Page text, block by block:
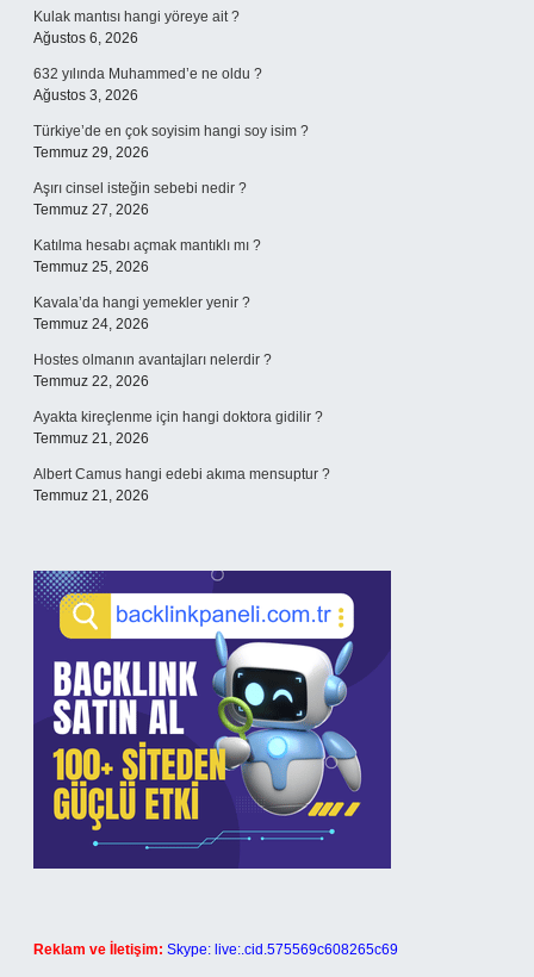
Kulak mantısı hangi yöreye ait ?
Ağustos 6, 2026
632 yılında Muhammed’e ne oldu ?
Ağustos 3, 2026
Türkiye’de en çok soyisim hangi soy isim ?
Temmuz 29, 2026
Aşırı cinsel isteğin sebebi nedir ?
Temmuz 27, 2026
Katılma hesabı açmak mantıklı mı ?
Temmuz 25, 2026
Kavala’da hangi yemekler yenir ?
Temmuz 24, 2026
Hostes olmanın avantajları nelerdir ?
Temmuz 22, 2026
Ayakta kireçlenme için hangi doktora gidilir ?
Temmuz 21, 2026
Albert Camus hangi edebi akıma mensuptur ?
Temmuz 21, 2026
Reklam ve İletişim: Skype: live:.cid.575569c608265c69